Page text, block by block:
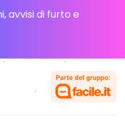
avvisi di furto e